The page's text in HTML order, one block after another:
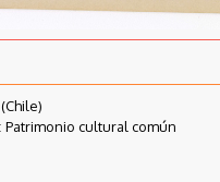
Patrimonio cultural común